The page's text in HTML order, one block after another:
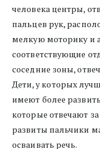
человека центры,
пальцев рук,
мелкую моторику и
соответствующие
соседние зоны,
Дети, у которых
имеют более
которые отвечают
развиты пальчики
осваивать речь.